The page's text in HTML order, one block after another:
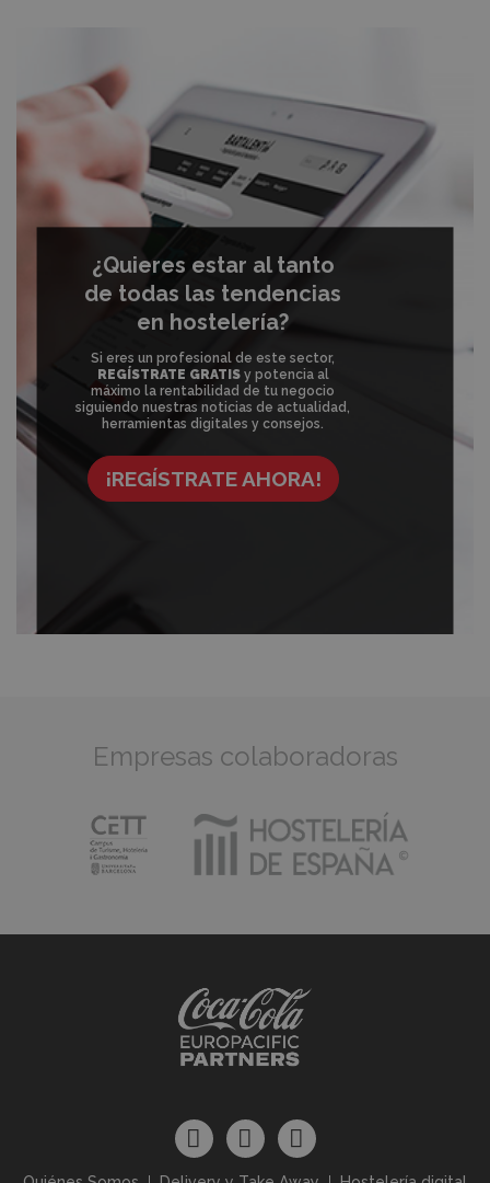
¿Quieres estar al tanto
de todas las tendencias
en hostelería?
Si eres un profesional de este sector,
REGÍSTRATE GRATISy potencia al
máximo la rentabilidad de tu negocio
siguiendo nuestras noticias de actualidad,
herramientas digitales y consejos.
¡REGÍSTRATE AHORA!
Empresas colaboradoras